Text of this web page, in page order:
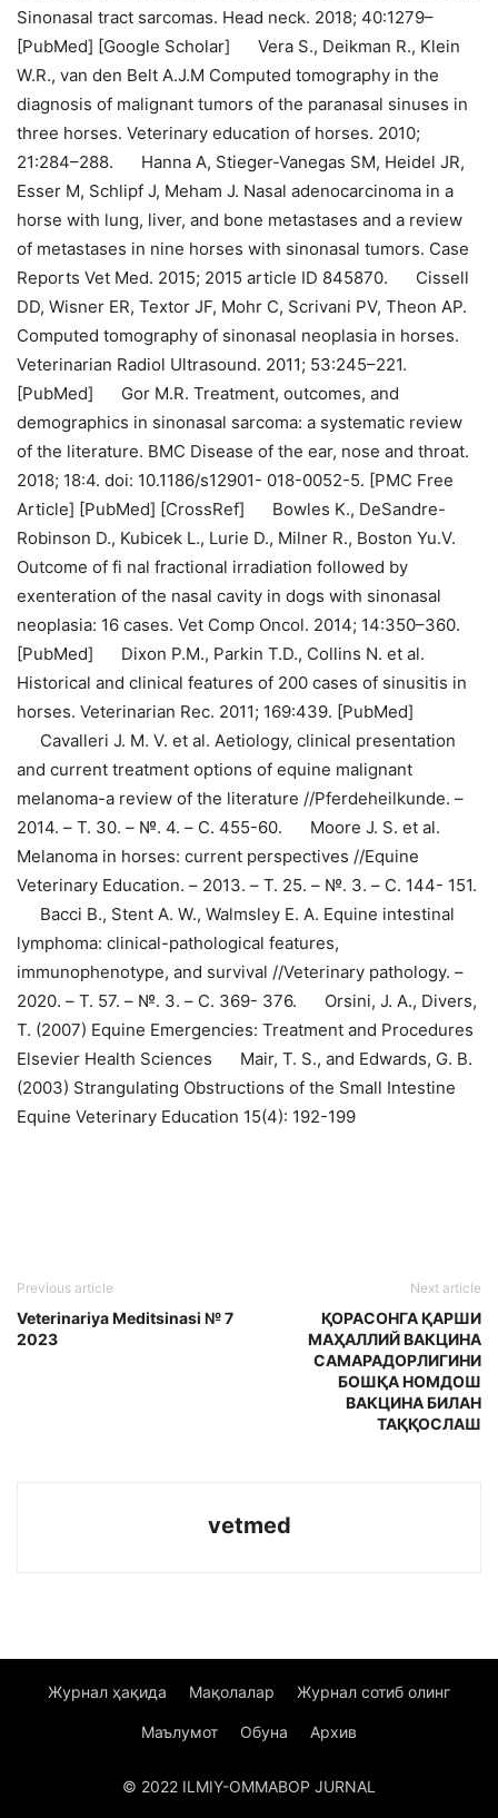
Sinonasal tract sarcomas. Head neck. 2018; 40:1279–
[PubMed] [Google Scholar]
Vera S., Deikman R., Klein
W.R., van den Belt A.J.M Computed tomography in the
diagnosis of malignant tumors of the paranasal sinuses in
three horses. Veterinary education of horses. 2010;
21:284–288.
Hanna A, Stieger-Vanegas SM, Heidel JR,
Esser M, Schlipf J, Meham J. Nasal adenocarcinoma in a
horse with lung, liver, and bone metastases and a review
of metastases in nine horses with sinonasal tumors. Case
Reports Vet Med. 2015; 2015 article ID 845870.
Cissell
DD, Wisner ER, Textor JF, Mohr C, Scrivani PV, Theon AP.
Computed tomography of sinonasal neoplasia in horses.
Veterinarian Radiol Ultrasound. 2011; 53:245–221.
[PubMed]
Gor M.R. Treatment, outcomes, and
demographics in sinonasal sarcoma: a systematic review
of the literature. BMC Disease of the ear, nose and throat.
2018; 18:4. doi: 10.1186/s12901- 018-0052-5. [PMC Free
Article] [PubMed] [CrossRef]
Bowles K., DeSandre-
Robinson D., Kubicek L., Lurie D., Milner R., Boston Yu.V.
Outcome of fi nal fractional irradiation followed by
exenteration of the nasal cavity in dogs with sinonasal
neoplasia: 16 cases. Vet Comp Oncol. 2014; 14:350–360.
[PubMed]
Dixon P.M., Parkin T.D., Collins N. et al.
Historical and clinical features of 200 cases of sinusitis in
horses. Veterinarian Rec. 2011; 169:439. [PubMed]
Cavalleri J. M. V. et al. Aetiology, clinical presentation
and current treatment options of equine malignant
melanoma-a review of the literature //Pferdeheilkunde. –
2014. – Т. 30. – №. 4. – С. 455-60.
Moore J. S. et al.
Melanoma in horses: current perspectives //Equine
Veterinary Education. – 2013. – Т. 25. – №. 3. – С. 144- 151.
Bacci B., Stent A. W., Walmsley E. A. Equine intestinal
lymphoma: clinical-pathological features,
immunophenotype, and survival //Veterinary pathology. –
2020. – Т. 57. – №. 3. – С. 369- 376.
Orsini, J. A., Divers,
T. (2007) Equine Emergencies: Treatment and Procedures
Elsevier Health Sciences
Mair, T. S., and Edwards, G. B.
(2003) Strangulating Obstructions of the Small Intestine
Equine Veterinary Education 15(4): 192-199
Previous article
Veterinariya Meditsinasi № 7
2023
Next article
ҚОРАСОНГА ҚАРШИ
МАҲАЛЛИЙ ВАКЦИНА
САМАРАДОРЛИГИНИ
БОШҚА НОМДОШ
ВАКЦИНА БИЛАН
ТАҚҚОСЛАШ
vetmed
Журнал ҳақида Мақолалар Журнал сотиб олинг
Маълумот Обуна Архив
© 2022 ILMIY-OMMABOP JURNAL